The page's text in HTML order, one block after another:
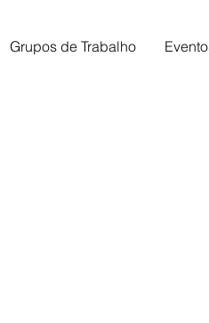
Grupos de Trabalho